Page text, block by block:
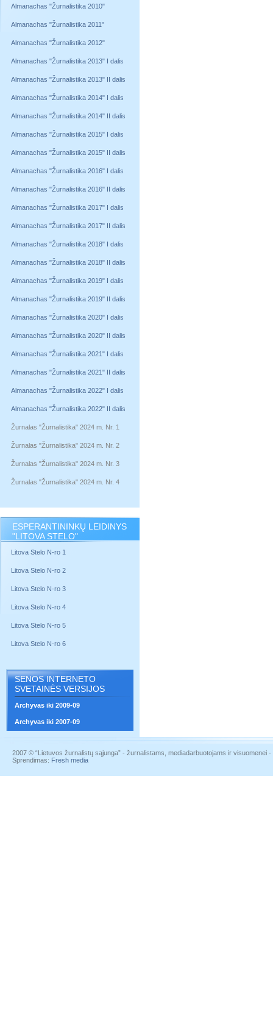
Almanachas "Žurnalistika 2010"
Almanachas "Žurnalistika 2011"
Almanachas "Žurnalistika 2012"
Almanachas "Žurnalistika 2013" I dalis
Almanachas "Žurnalistika 2013" II dalis
Almanachas "Žurnalistika 2014" I dalis
Almanachas "Žurnalistika 2014" II dalis
Almanachas "Žurnalistika 2015" I dalis
Almanachas "Žurnalistika 2015" II dalis
Almanachas "Žurnalistika 2016" I dalis
Almanachas "Žurnalistika 2016" II dalis
Almanachas "Žurnalistika 2017" I dalis
Almanachas "Žurnalistika 2017" II dalis
Almanachas "Žurnalistika 2018" I dalis
Almanachas "Žurnalistika 2018" II dalis
Almanachas "Žurnalistika 2019" I dalis
Almanachas "Žurnalistika 2019" II dalis
Almanachas "Žurnalistika 2020" I dalis
Almanachas "Žurnalistika 2020" II dalis
Almanachas "Žurnalistika 2021" I dalis
Almanachas "Žurnalistika 2021" II dalis
Almanachas "Žurnalistika 2022" I dalis
Almanachas "Žurnalistika 2022" II dalis
Žurnalas "Žurnalistika" 2024 m. Nr. 1
Žurnalas "Žurnalistika" 2024 m. Nr. 2
Žurnalas "Žurnalistika" 2024 m. Nr. 3
Žurnalas "Žurnalistika" 2024 m. Nr. 4
ESPERANTININKŲ LEIDINYS
"LITOVA STELO"
Litova Stelo N-ro 1
Litova Stelo N-ro 2
Litova Stelo N-ro 3
Litova Stelo N-ro 4
Litova Stelo N-ro 5
Litova Stelo N-ro 6
SENOS INTERNETO
SVETAINĖS VERSIJOS
Archyvas iki 2009-09
Archyvas iki 2007-09
2007 © “Lietuvos žurnalistų sąjunga” - žurnalistams, mediadarbuotojams ir visuomenei
Sprendimas: Fresh media